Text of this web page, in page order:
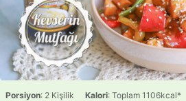
Porsiyon: 2 Kişilik Kalori: Toplam 1106kcal*